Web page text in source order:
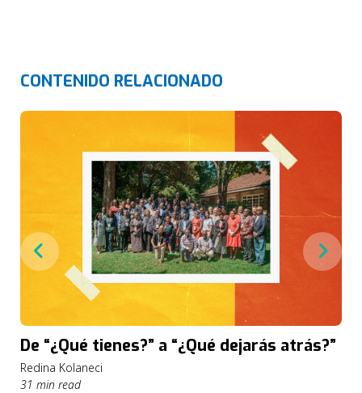
CONTENIDO RELACIONADO
De “¿Qué tienes?” a “¿Qué dejarás atrás?”
Redina Kolaneci
31 min read